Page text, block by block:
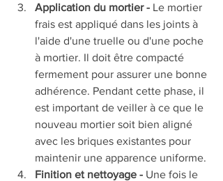
Application du mortier - Le mortier
frais est appliqué dans les joints à
l'aide d'une truelle ou d'une poche
à mortier. Il doit être compacté
fermement pour assurer une bonne
adhérence. Pendant cette phase, il
est important de veiller à ce que le
nouveau mortier soit bien aligné
avec les briques existantes pour
maintenir une apparence uniforme.
Finition et nettoyage - Une fois le